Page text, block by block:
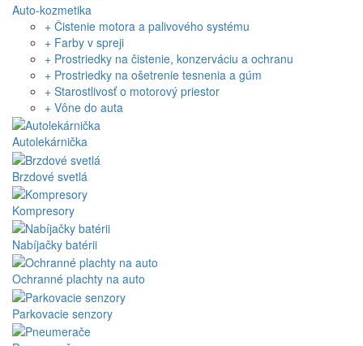
Auto-kozmetika
+ Čistenie motora a palivového systému
+ Farby v spreji
+ Prostriedky na čistenie, konzerváciu a ochranu
+ Prostriedky na ošetrenie tesnenia a gúm
+ Starostlivosť o motorový priestor
+ Vône do auta
Autolekárnička
Brzdové svetlá
Kompresory
Nabíjačky batérii
Ochranné plachty na auto
Parkovacie senzory